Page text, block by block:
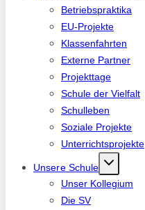
Betriebspraktika
EU-Projekte
Klassenfahrten
Externe Partner
Projekttage
Schule der Vielfalt
Schulleben
Soziale Projekte
Unterrichtsprojekte
Unsere Schule
Unser Kollegium
Die SV